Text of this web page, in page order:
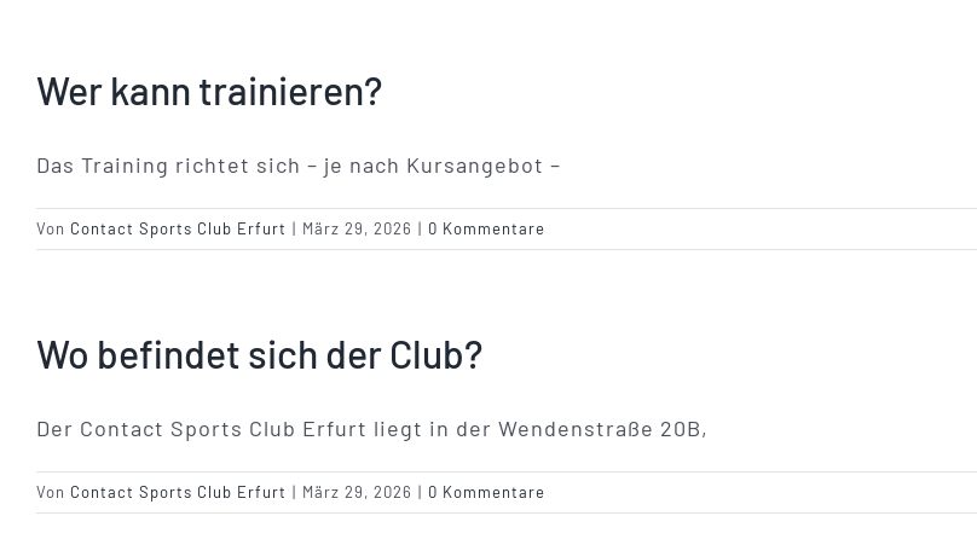
Wer kann trainieren?
Das Training richtet sich – je nach Kursangebot –
Von Contact Sports Club Erfurt | März 29, 2026 | 0 Kommentare
Wo befindet sich der Club?
Der Contact Sports Club Erfurt liegt in der Wendenstraße 20B,
Von Contact Sports Club Erfurt | März 29, 2026 | 0 Kommentare